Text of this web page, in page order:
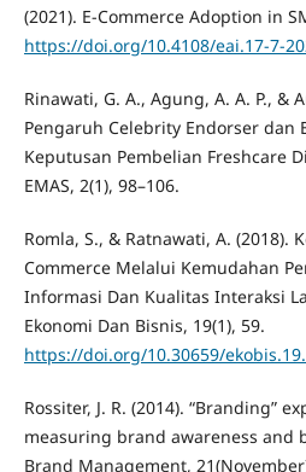
(2021). E-Commerce Adoption in
https://doi.org/10.4108/eai.17-7-
Rinawati, G. A., Agung, A. A. P., &
Pengaruh Celebrity Endorser dan
Keputusan Pembelian Freshcare
EMAS, 2(1), 98–106.
Romla, S., & Ratnawati, A. (2018).
Commerce Melalui Kemudahan
Informasi Dan Kualitas Interaksi
Ekonomi Dan Bisnis, 19(1), 59.
https://doi.org/10.30659/
Rossiter, J. R. (2014). “Branding”
measuring brand awareness and
Brand Management,